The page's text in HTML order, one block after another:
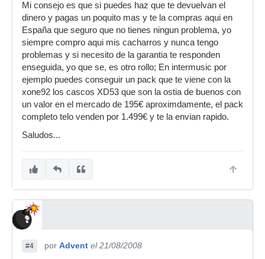
Mi consejo es que si puedes haz que te devuelvan el
dinero y pagas un poquito mas y te la compras aqui en
España que seguro que no tienes ningun problema, yo
siempre compro aqui mis cacharros y nunca tengo
problemas y si necesito de la garantia te responden
enseguida, yo que se, es otro rollo; En intermusic por
ejemplo puedes conseguir un pack que te viene con la
xone92 los cascos XD53 que son la ostia de buenos con
un valor en el mercado de 195€ aproximdamente, el pack
completo telo venden por 1.499€ y te la envian rapido.
Saludos...
#4 por Advent el 21/08/2008